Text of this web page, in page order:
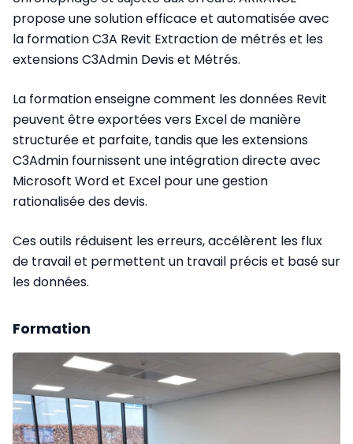
propose une solution efficace et automatisée avec
la formation C3A Revit Extraction de métrés et les
extensions C3Admin Devis et Métrés.
La formation enseigne comment les données Revit
peuvent être exportées vers Excel de manière
structurée et parfaite, tandis que les extensions
C3Admin fournissent une intégration directe avec
Microsoft Word et Excel pour une gestion
rationalisée des devis.
Ces outils réduisent les erreurs, accélèrent les flux
de travail et permettent un travail précis et basé sur
les données.
Formation